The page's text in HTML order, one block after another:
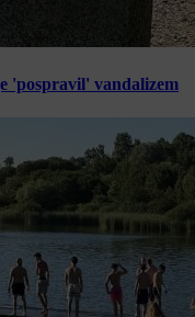
'pospravil' vandalizem